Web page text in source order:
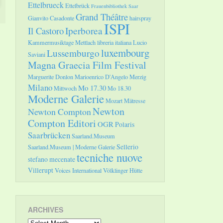
EttelbrueckEttelbrück Frauenbibliothek Saar
Gianvito CasadonteGrand Théâtrehairspray
Il CastoroIperboreaISPI
Kammermusiktage Mettlachlibreria italianaLucio
SavianiLussemburgoluxembourg
Magna Graecia Film Festival
Marguerite DonlonMarioenrico D'AngeloMerzig
MilanoMittwochMo 17.30Mo 18.30
Moderne GalerieMozartMätresse
Newton ComptonNewton
Compton Editori OGRPolaris
SaarbrückenSaarland.Museum
Saarland.Museum | Moderne GalerieSellerio
stefano mecenatetecniche nuove
VilleruptVoices InternationalVölklinger Hütte
ARCHIVES